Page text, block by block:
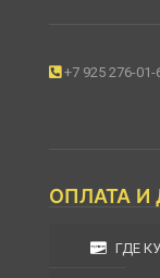
+7 925 276-01-
ОПЛАТА И
ГДЕ